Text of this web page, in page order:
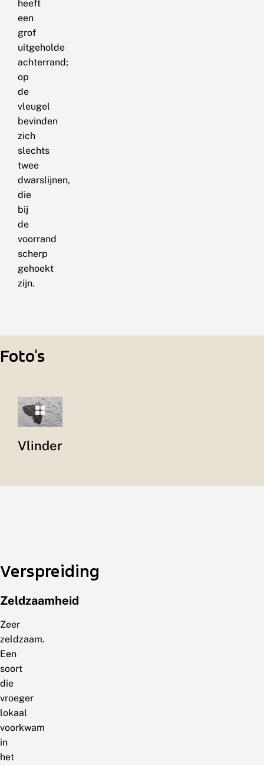
heeft
een
grof
uitgeholde
achterrand;
op
de
vleugel
bevinden
zich
slechts
twee
dwarslijnen,
die
bij
de
voorrand
scherp
gehoekt
zijn.
Foto's
Vlinder
Verspreiding
Zeldzaamheid
Zeer
zeldzaam.
Een
soort
die
vroeger
lokaal
voorkwam
in
het